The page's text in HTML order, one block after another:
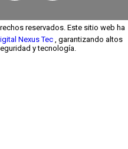
reservados. Este sitio web ha
Nexus Tec, garantizando altos
y tecnología.